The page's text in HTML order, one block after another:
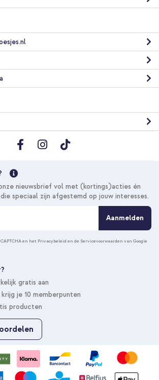
nieuwsbrief vol met (kortings)acties én
speciaal zijn afgestemd op jouw interesses.
Aanmelden
en het Privacybeleid en de Servicevoorwaarden van Google
gratis aan
je 10 memberpunten
producten